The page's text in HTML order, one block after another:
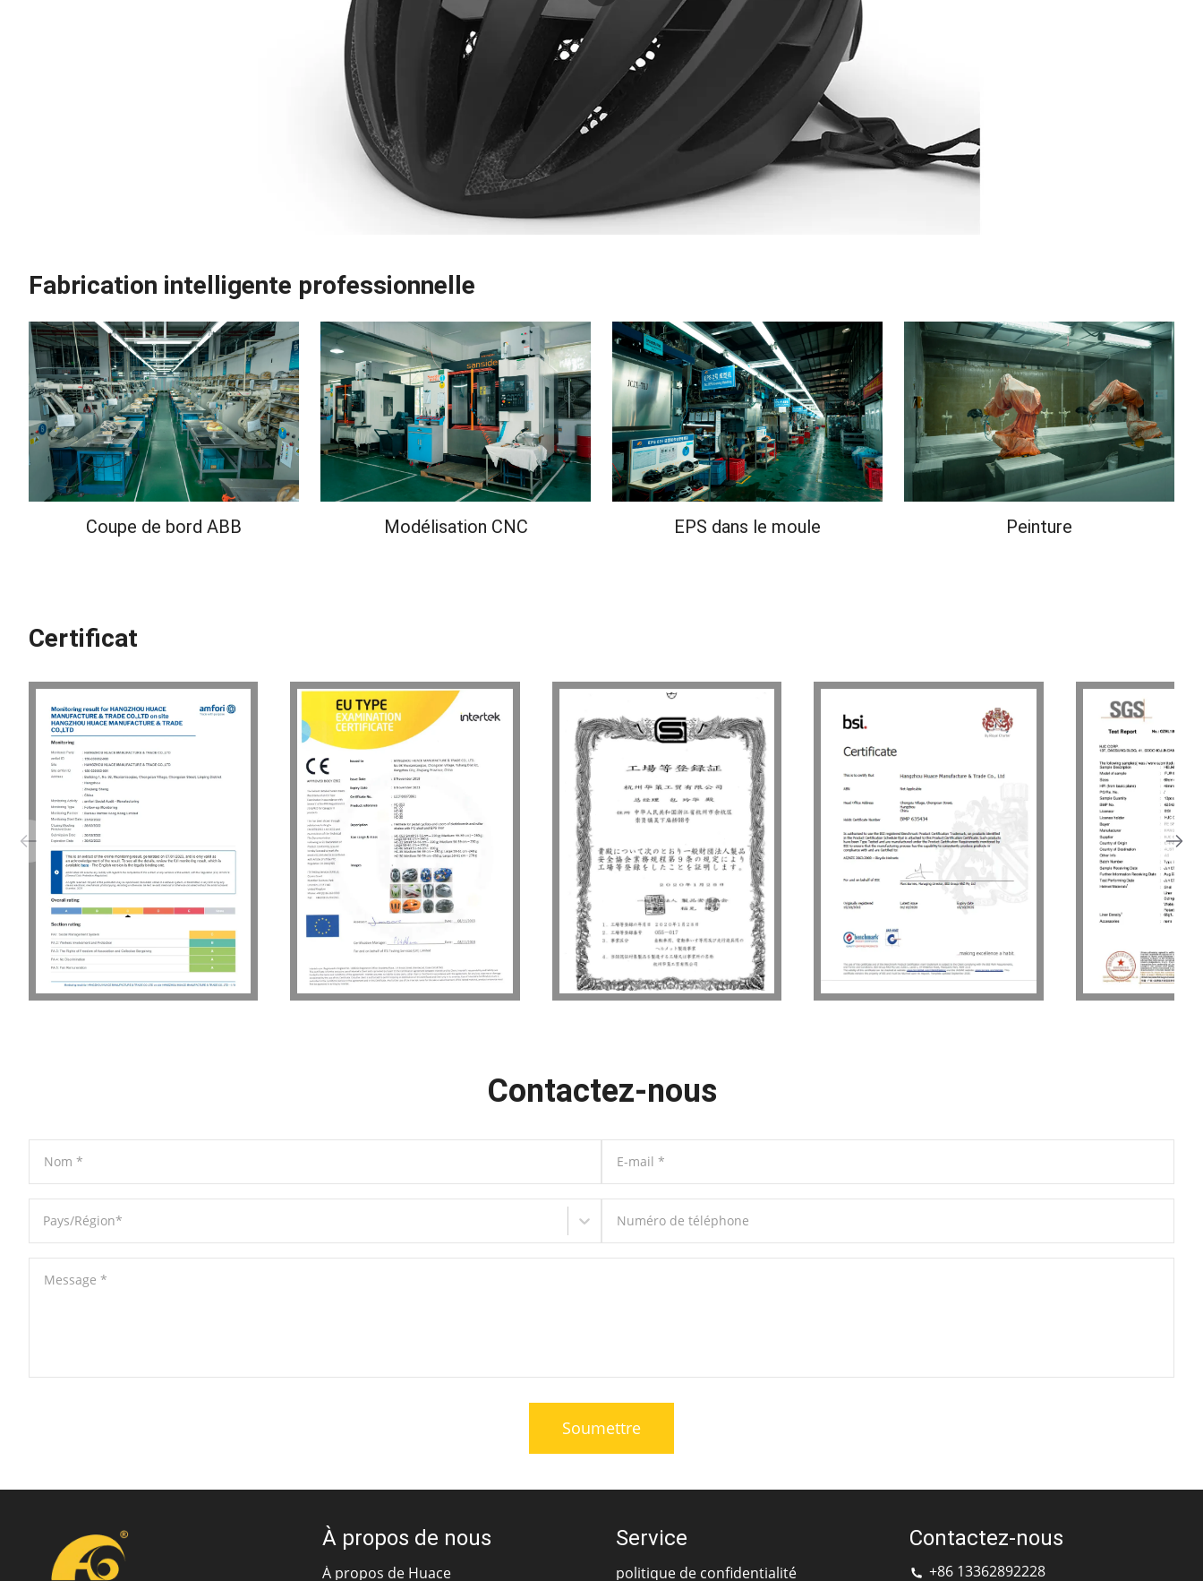
Fabrication intelligente professionnelle
Coupe de bord ABB Modélisation CNC EPS dans le moule Peinture
Certificat
Contactez-nous
Nom * E-mail *
Pays/Région* Numéro de téléphone
Message *
Soumettre
À propos de nous
À propos de Huace
Service
politique de confidentialité
Contactez-nous
+86 13362892228